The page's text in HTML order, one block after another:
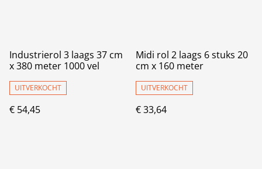
Industrierol 3 laags 37 cm
x 380 meter 1000 vel
UITVERKOCHT
€ 54,45
Midi rol 2 laags 6 stuks 20
cm x 160 meter
UITVERKOCHT
€ 33,64